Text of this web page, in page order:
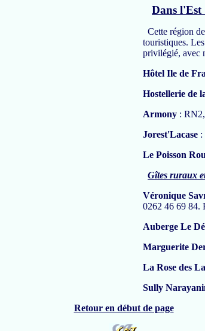
Dans l'Est
Cette région
touristiques.
privilégié, avec
Hôtel Ile de
Hostellerie de
Armony :
Jorest'Lacase :
Le Poisson
Gîtes ruraux
Véronique
0262 46 69 84.
Auberge Le
Marguerite
La Rose des
Sully
Retour en début de page